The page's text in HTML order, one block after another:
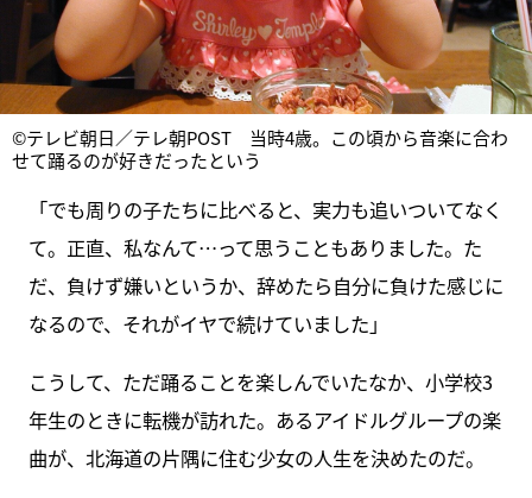
©テレビ朝日／テレ朝POST 当時4歳。この頃から音楽に合わ
せて踊るのが好きだったという
「でも周りの子たちに比べると、実力も追いついてなく
て。正直、私なんて…って思うこともありました。た
だ、負けず嫌いというか、辞めたら自分に負けた感じに
なるので、それがイヤで続けていました」
こうして、ただ踊ることを楽しんでいたなか、小学校3
年生のときに転機が訪れた。あるアイドルグループの楽
曲が、北海道の片隅に住む少女の人生を決めたのだ。